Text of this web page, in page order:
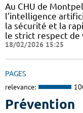
Au CHU de
l’intelligence
la sécurité et la
le strict respect de
18/02/2026 15:25
PAGES
relevance:
Prévention